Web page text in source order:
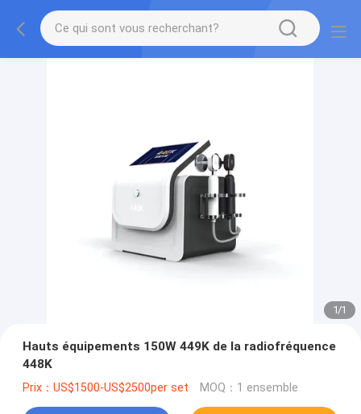
1/1
Hauts équipements 150W 449K de la radiofréquence
448K
Prix：US$1500-US$2500per set MOQ：1 ensemble